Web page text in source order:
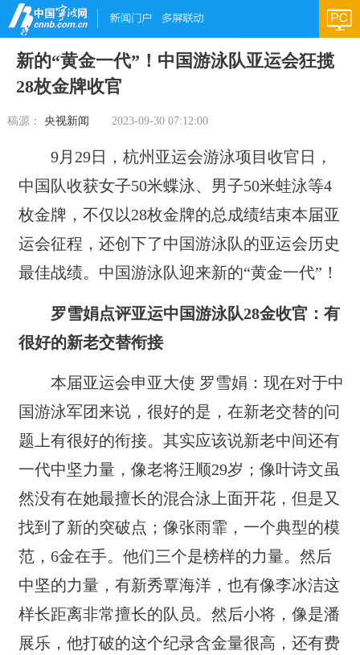
新的“黄金一代”！中国游泳队亚运会狂揽
28枚金牌收官
稿源： 央视新闻 2023-09-30 07:12:00
9月29日，杭州亚运会游泳项目收官日，
中国队收获女子50米蝶泳、男子50米蛙泳等4
枚金牌，不仅以28枚金牌的总成绩结束本届亚
运会征程，还创下了中国游泳队的亚运会历史
最佳战绩。中国游泳队迎来新的“黄金一代”！
罗雪娟点评亚运中国游泳队28金收官：有
很好的新老交替衔接
本届亚运会申亚大使 罗雪娟：现在对于中
国游泳军团来说，很好的是，在新老交替的问
题上有很好的衔接。其实应该说新老中间还有
一代中坚力量，像老将汪顺29岁；像叶诗文虽
然没有在她最擅长的混合泳上面开花，但是又
找到了新的突破点；像张雨霏，一个典型的模
范，6金在手。他们三个是榜样的力量。然后
中坚的力量，有新秀覃海洋，也有像李冰洁这
样长距离非常擅长的队员。然后小将，像是潘
展乐，他打破的这个纪录含金量很高，还有费